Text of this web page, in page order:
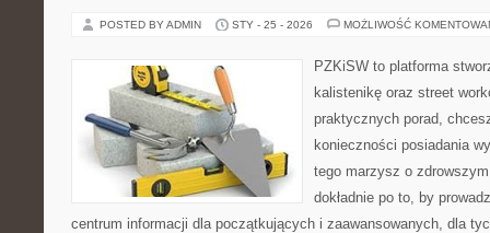
POSTED BY ADMIN STY - 25 - 2026 MOŻLIWOŚĆ
PZKiSW to platforma
kalistenikę oraz street
praktycznych porad,
konieczności posiadania
tego marzysz o
dokładnie po to, by
centrum informacji dla początkujących i zaawansowanych, dla